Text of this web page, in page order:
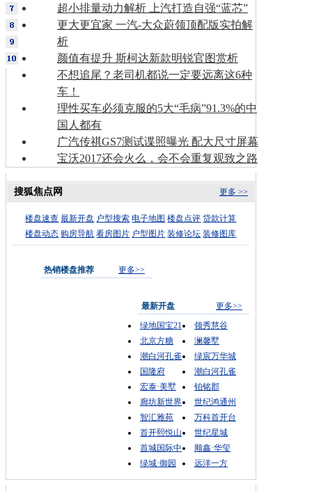
超小排量动力解析 上汽打造自强“蓝芯”
更大更宜家 一汽-大众蔚领顶配版实拍解
析
颜值有提升 斯柯达新款明锐官图赏析
不想追尾？老司机都说一定要远离这6种
车！
理性买车必须克服的5大“毛病”91.3%的中
国人都有
广汽传祺GS7测试谍照曝光 配大尺寸屏幕
宝沃2017还会火么，会不会重复观致之路
更多 >>
搜狐焦点网
楼盘速查 最新开盘 户型搜索 电子地图 楼盘点评 贷款计算
楼盘动态 购房导航 看房图片 户型图片 装修论坛 装修图库
热销楼盘推荐 更多>>
最新开盘
更多>>
绿地国宝21
领秀慧谷
北京方糖
澜馨墅
潮白河孔雀
绿宸万华城
国隆府
潮白河孔雀
宏泰·美墅
铂铭郡
廊坊新世界
世纪鸿通州
智汇雅苑
万科首开台
首开熙悦山
世纪星城
首城国际中
顺鑫·华玺
绿城·御园
远洋一方